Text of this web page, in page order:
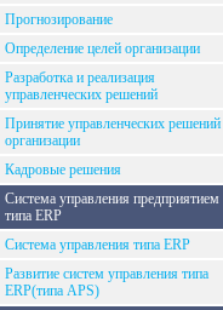
Прогнозирование
Определение целей организации
Разработка и реализация
управленческих решений
Принятие управленческих
организации
Кадровые решения
Система управления предприятием
типа ERP
Система управления типа ERP
Развитие систем управления типа
ERP(типа APS)